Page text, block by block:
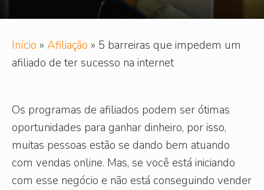
Início » Afiliação » 5 barreiras que impedem um
afiliado de ter sucesso na internet
Os programas de afiliados podem ser ótimas
oportunidades para ganhar dinheiro, por isso,
muitas pessoas estão se dando bem atuando
com vendas online. Mas, se você está iniciando
com esse negócio e não está conseguindo vender